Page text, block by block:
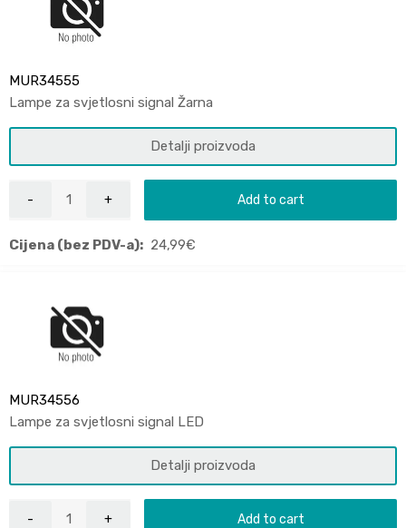
MUR34555
Lampe za svjetlosni signal Žarna
Detalji proizvoda
Add to cart
Cijena (bez PDV-a): 24,99€
MUR34556
Lampe za svjetlosni signal LED
Detalji proizvoda
Add to cart